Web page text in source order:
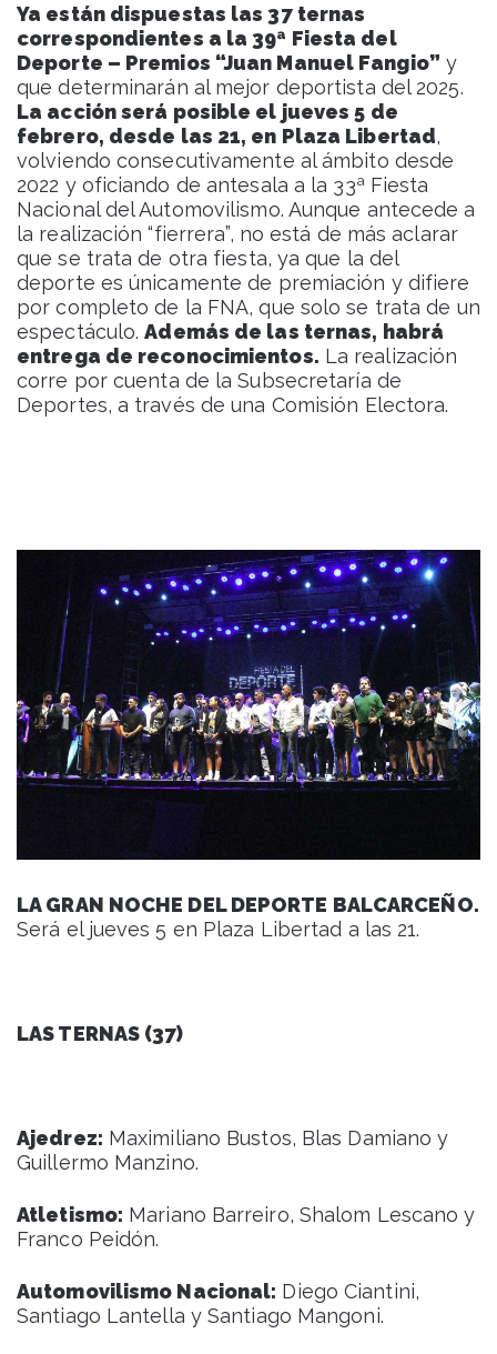
Ya están dispuestas las 37 ternas
correspondientes a la 39ª Fiesta del
Deporte – Premios “Juan Manuel Fangio” y
que determinarán al mejor deportista del 2025.
La acción será posible el jueves 5 de
febrero, desde las 21, en Plaza Libertad,
volviendo consecutivamente al ámbito desde
2022 y oficiando de antesala a la 33ª Fiesta
Nacional del Automovilismo. Aunque antecede a
la realización “fierrera”, no está de más aclarar
que se trata de otra fiesta, ya que la del
deporte es únicamente de premiación y difiere
por completo de la FNA, que solo se trata de un
espectáculo.Además de las ternas, habrá
entrega de reconocimientos. La realización
corre por cuenta de la Subsecretaría de
Deportes, a través de una Comisión Electora.
LA GRAN NOCHE DEL DEPORTE BALCARCEÑO.
Será el jueves 5 en Plaza Libertad a las 21.
LAS TERNAS (37)
Ajedrez: Maximiliano Bustos, Blas Damiano y
Guillermo Manzino.
Atletismo: Mariano Barreiro, Shalom Lescano y
Franco Peidón.
Automovilismo Nacional: Diego Ciantini,
Santiago Lantella y Santiago Mangoni.